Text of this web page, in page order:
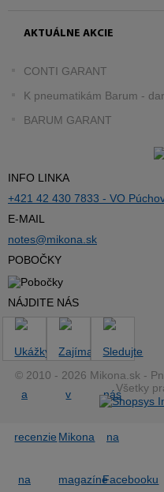
AKTUÁLNE AKCIE
CONTI GARANT
K pneumatikám Barum -
BARUM GARANT
INFO LINKA
+421 42 430 7833 - VO
E-MAIL
notes@mikona.sk
POBOČKY
NÁJDITE NÁS
© 2010 - 2026 Mikona.sk -
Všetky